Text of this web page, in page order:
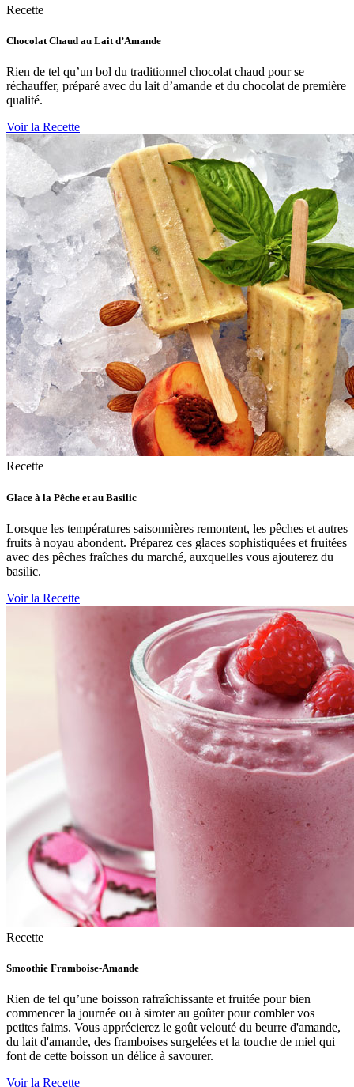
Recette
Chocolat Chaud au Lait d’Amande
Rien de tel qu’un bol du traditionnel chocolat chaud pour se
réchauffer, préparé avec du lait d’amande et du chocolat de première
qualité.
Voir la Recette
Recette
Glace à la Pêche et au Basilic
Lorsque les températures saisonnières remontent, les pêches et autres
fruits à noyau abondent. Préparez ces glaces sophistiquées et fruitées
avec des pêches fraîches du marché, auxquelles vous ajouterez du
basilic.
Voir la Recette
Recette
Smoothie Framboise-Amande
Rien de tel qu’une boisson rafraîchissante et fruitée pour bien
commencer la journée ou à siroter au goûter pour combler vos
petites faims. Vous apprécierez le goût velouté du beurre d'amande,
du lait d'amande, des framboises surgelées et la touche de miel qui
font de cette boisson un délice à savourer.
Voir la Recette